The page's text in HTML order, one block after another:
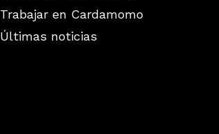
Trabajar en Cardamomo
Últimas noticias